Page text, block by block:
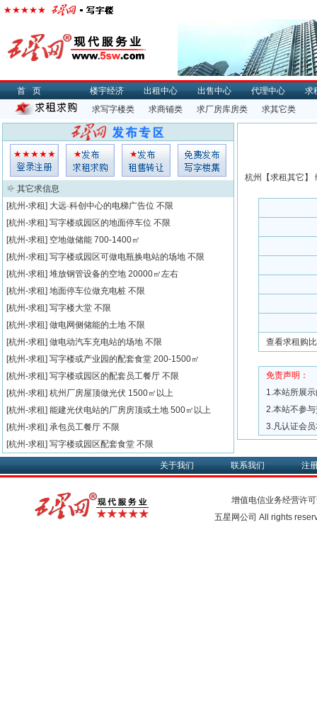
首页 楼宇经济 出租中心 出售中心 代理中心
求
求写字楼类
求商铺类 求厂房库房类 求其它类
杭州【求租其它】
查看求租购
免责声明：
1.本站所展
2.本站不参
3.凡认证会
其它求信息
[杭州-求租] 大远·科创中心的电梯广告位 不限
[杭州-求租] 写字楼或园区的地面停车位 不限
[杭州-求租] 空地做储能 700-1400㎡
[杭州-求租] 写字楼或园区可做电瓶换电站的场地 不限
[杭州-求租] 堆放钢管设备的空地 20000㎡左右
[杭州-求租] 地面停车位做充电桩 不限
[杭州-求租] 写字楼大堂 不限
[杭州-求租] 做电网侧储能的土地 不限
[杭州-求租] 做电动汽车充电站的场地 不限
[杭州-求租] 写字楼或产业园的配套食堂 200-1500㎡
[杭州-求租] 写字楼或园区的配套员工餐厅 不限
[杭州-求租] 杭州厂房屋顶做光伏 1500㎡以上
[杭州-求租] 能建光伏电站的厂房房顶或土地 500㎡以上
[杭州-求租] 承包员工餐厅 不限
[杭州-求租] 写字楼或园区配套食堂 不限
关于我们 联系我们 注
增值电信业务经营许
五星网公司 All rights